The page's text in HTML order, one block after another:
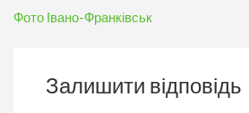
Навігація
Фото Івано-Франківськ
Залишити відповідь